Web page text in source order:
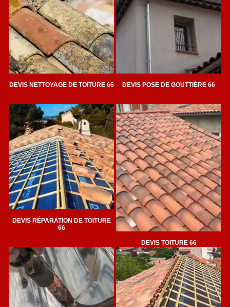
DEVIS NETTOYAGE DE TOITURE 66 DEVIS POSE DE GOUTTIÈRE 66
DEVIS RÉPARATION DE TOITURE
66
DEVIS TOITURE 66